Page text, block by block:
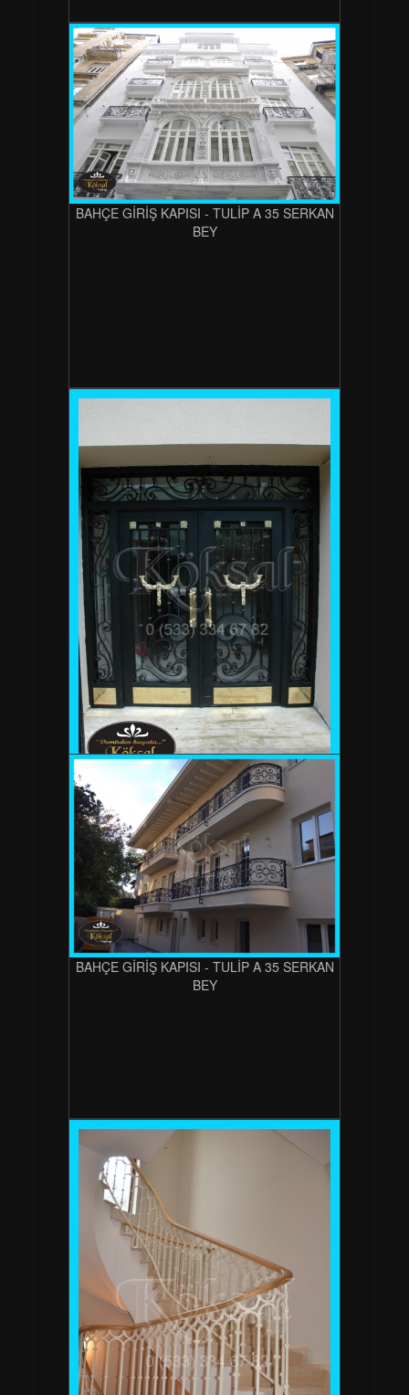
BAHÇE GİRİŞ KAPISI - TULİP A 35 SERKAN
BEY
BAHÇE GİRİŞ KAPISI - TULİP A 35 SERKAN
BEY
BAHÇE GİRİŞ KAPISI - TULİP A 35 SERKAN
BEY